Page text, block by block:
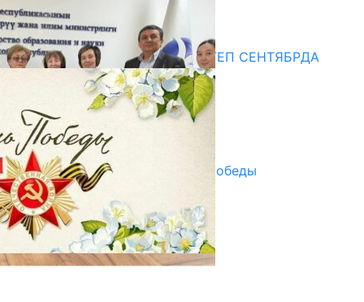
20.07.2026
Медиа
СУЗАКТА 750 ОРУНДУУ МЕКТЕП СЕНТЯБРДА
ПАЙДАЛАНУУГА БЕРИЛЕТ
07.08.2025
Улуу Жеңиштин жандуу сөзү
29.04.2025
Награды в преддверии Дня Победы
29.04.2025